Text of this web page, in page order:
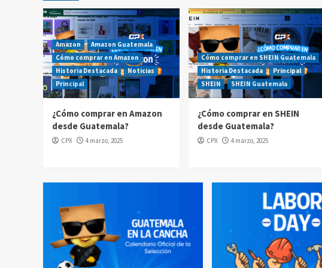
Amazon
Amazon Guatemala
Cómo comprar en Amazon
Historia Destacada
Noticias
Principal
¿Cómo comprar en Amazon
desde Guatemala?
CPX 4 marzo, 2025
Cómo comprar en SHEIN Guatemala
Historia Destacada
Principal
SHEIN
SHEIN Guatemala
¿Cómo comprar en SHEIN
desde Guatemala?
CPX 4 marzo, 2025